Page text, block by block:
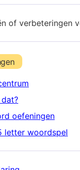
of verbeteringen
oefeningen
letter woordspel